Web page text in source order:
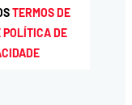
TERMOS DE
POLÍTICA DE